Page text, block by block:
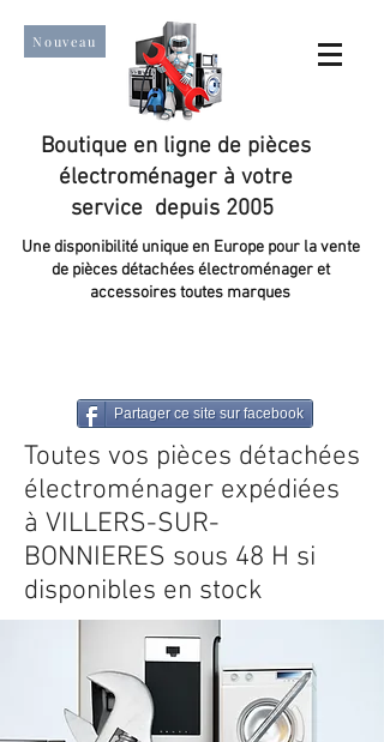
Nouveau
Boutique en ligne de pièces
électroménager à votre
service depuis 2005
Une disponibilité unique en Europe pour la vente
de pièces détachées électroménager et
accessoires toutes marques
Partager ce site sur facebook
Toutes vos pièces détachées
électroménager expédiées
à VILLERS-SUR-
BONNIERES sous 48 H si
disponibles en stock